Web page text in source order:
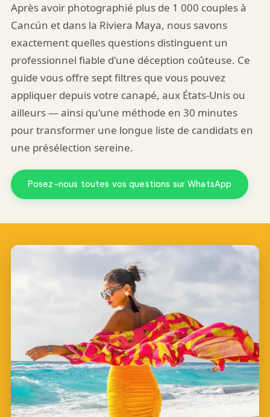
Après avoir photographié plus de 1 000 couples à
Cancún et dans la Riviera Maya, nous savons
exactement quelles questions distinguent un
professionnel fiable d'une déception coûteuse. Ce
guide vous offre sept filtres que vous pouvez
appliquer depuis votre canapé, aux États-Unis ou
ailleurs — ainsi qu'une méthode en 30 minutes
pour transformer une longue liste de candidats en
une présélection sereine.
Posez-nous toutes vos questions sur WhatsApp